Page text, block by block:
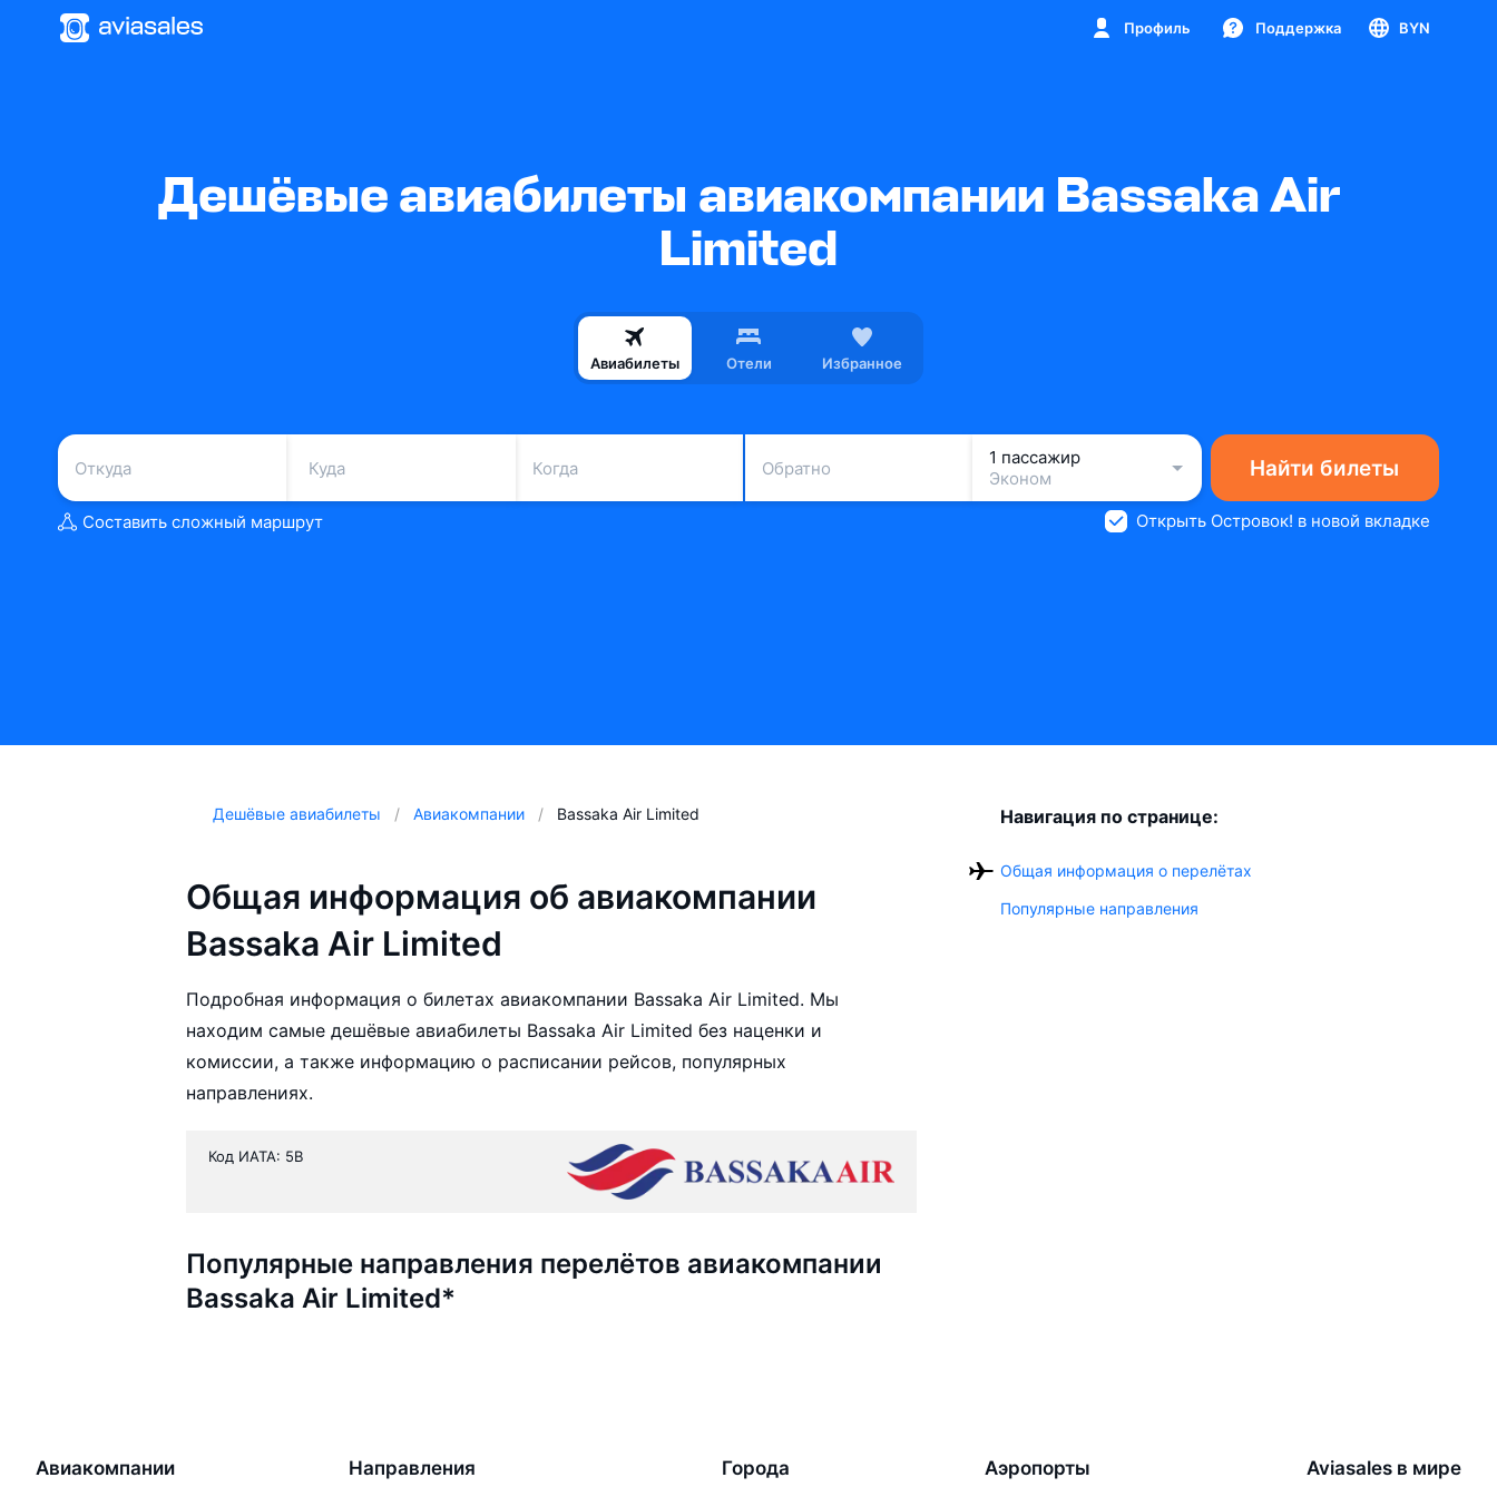
Профиль Поддержка BYN
Дешёвые авиабилеты авиакомпании Bassaka Air
Limited
Авиабилеты Отели Избранное
Когда Обратно
1 пассажир
Эконом
Найти билеты
Составить сложный маршрут Открыть Островок! в новой вкладке
Дешёвые авиабилеты Авиакомпании Bassaka Air Limited
Общая информация об авиакомпании
Bassaka Air Limited
Подробная информация о билетах авиакомпании Bassaka Air Limited. Мы
находим самые дешёвые авиабилеты Bassaka Air Limited без наценки и
комиссии, а также информацию о расписании рейсов, популярных
направлениях.
Код ИАТА: 5B
Популярные направления перелётов авиакомпании
Bassaka Air Limited*
Навигация по странице:
Общая информация о перелётах
Популярные направления
Авиакомпании Направления Города Аэропорты Aviasales в мире